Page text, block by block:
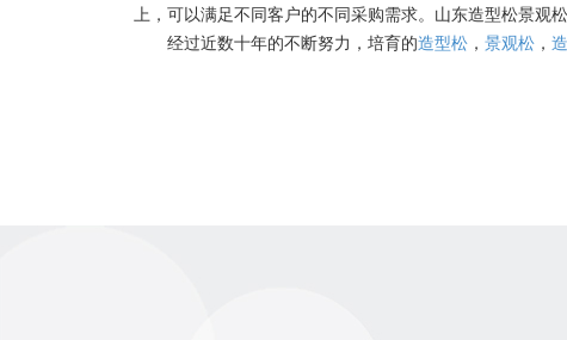
上，可以满足不同客户的不同采购需求。 山东造型松景观
经过近数十年的不断努力，培育的造型松 ， 景观松 ，
我苗圃依托“中国造型松之乡”的强大优势，立足本地
造型松在绿化工程以及园林绿化配置上的用途十分
严寒，抗风沙力强，对多种有害气体有较强的抵抗性，
种。像造型松，景观松，泰山松，造型黑松，造型油松